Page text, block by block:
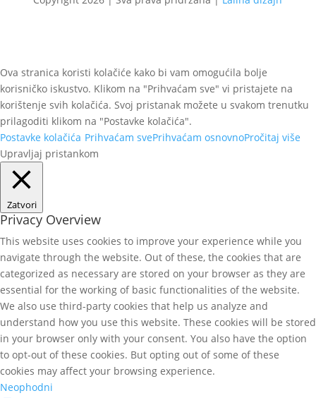
Ova stranica koristi kolačiće kako bi vam omogućila bolje
korisničko iskustvo. Klikom na "Prihvaćam sve" vi pristajete na
korištenje svih kolačića. Svoj pristanak možete u svakom trenutku
prilagoditi klikom na "Postavke kolačića".
Postavke kolačića Prihvaćam svePrihvaćam osnovnoPročitaj više
Upravljaj pristankom
Zatvori
Privacy Overview
This website uses cookies to improve your experience while you
navigate through the website. Out of these, the cookies that are
categorized as necessary are stored on your browser as they are
essential for the working of basic functionalities of the website.
We also use third-party cookies that help us analyze and
understand how you use this website. These cookies will be stored
in your browser only with your consent. You also have the option
to opt-out of these cookies. But opting out of some of these
cookies may affect your browsing experience.
Neophodni